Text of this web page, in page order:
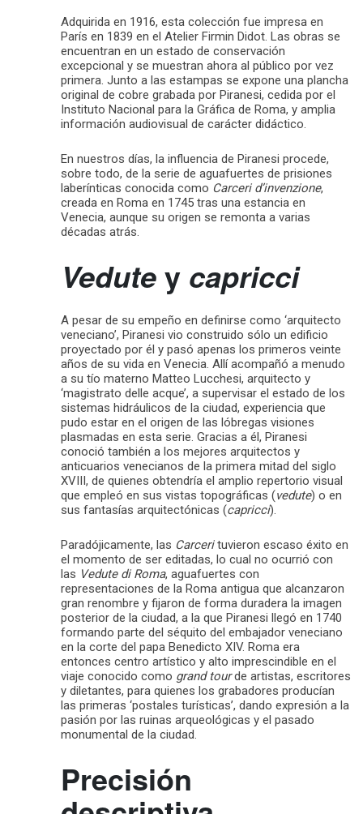
Adquirida en 1916, esta colección fue impresa en
París en 1839 en el Atelier Firmin Didot. Las obras se
encuentran en un estado de conservación
excepcional y se muestran ahora al público por vez
primera. Junto a las estampas se expone una plancha
original de cobre grabada por Piranesi, cedida por el
Instituto Nacional para la Gráfica de Roma, y amplia
información audiovisual de carácter didáctico.
En nuestros días, la influencia de Piranesi procede,
sobre todo, de la serie de aguafuertes de prisiones
laberínticas conocida como Carceri d’invenzione,
creada en Roma en 1745 tras una estancia en
Venecia, aunque su origen se remonta a varias
décadas atrás.
Vedutey capricci
A pesar de su empeño en definirse como ‘arquitecto
veneciano’, Piranesi vio construido sólo un edificio
proyectado por él y pasó apenas los primeros veinte
años de su vida en Venecia. Allí acompañó a menudo
a su tío materno Matteo Lucchesi, arquitecto y
‘magistrato delle acque’, a supervisar el estado de los
sistemas hidráulicos de la ciudad, experiencia que
pudo estar en el origen de las lóbregas visiones
plasmadas en esta serie. Gracias a él, Piranesi
conoció también a los mejores arquitectos y
anticuarios venecianos de la primera mitad del siglo
XVIII, de quienes obtendría el amplio repertorio visual
que empleó en sus vistas topográficas (vedute) o en
sus fantasías arquitectónicas (capricci).
Paradójicamente, las Carcerituvieron escaso éxito en
el momento de ser editadas, lo cual no ocurrió con
las Vedute di Roma, aguafuertes con
representaciones de la Roma antigua que alcanzaron
gran renombre y fijaron de forma duradera la imagen
posterior de la ciudad, a la que Piranesi llegó en 1740
formando parte del séquito del embajador veneciano
en la corte del papa Benedicto XIV. Roma era
entonces centro artístico y alto imprescindible en el
viaje conocido como grand tourde artistas, escritores
y diletantes, para quienes los grabadores producían
las primeras ‘postales turísticas’, dando expresión a la
pasión por las ruinas arqueológicas y el pasado
monumental de la ciudad.
Precisión